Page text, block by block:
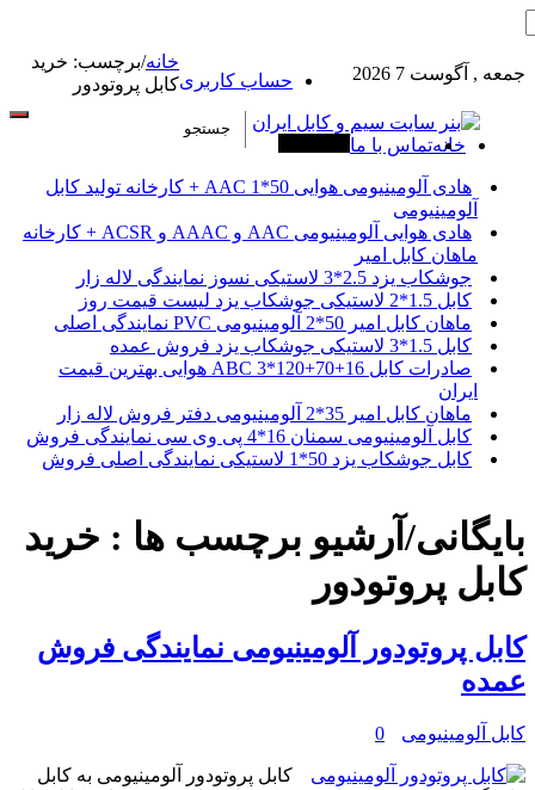
جمعه , آگوست 7 2026 حساب کاربری
خانهتماس با ما
هادی آلومینیومی هوایی 50*1 AAC + کارخانه تولید کابل
آلومینیومی
هادی هوایی آلومینیومی AAC و AAAC و ACSR + کارخانه
ماهان کابل امیر
جوشکاب یزد 2.5*3 لاستیکی نسوز نمایندگی لاله زار
کابل 1.5*2 لاستیکی جوشکاب یزد لیست قیمت روز
ماهان کابل امیر 50*2 آلومینیومی PVC نمایندگی اصلی
کابل 1.5*3 لاستیکی جوشکاب یزد فروش عمده
صادرات کابل 16+70+120*3 ABC هوایی بهترین قیمت
ایران
ماهان کابل امیر 35*2 آلومینیومی دفتر فروش لاله زار
کابل آلومینیومی سمنان 16*4 پی وی سی نمایندگی فروش
کابل جوشکاب یزد 50*1 لاستیکی نمایندگی اصلی فروش
خانه/برچسب: خرید
کابل پروتودور
بایگانی/آرشیو برچسب ها : خرید
کابل پروتودور
کابل پروتودور آلومینیومی نمایندگی فروش
عمده
کابل آلومینیومی 0
کابل پروتودور آلومینیومی به کابل